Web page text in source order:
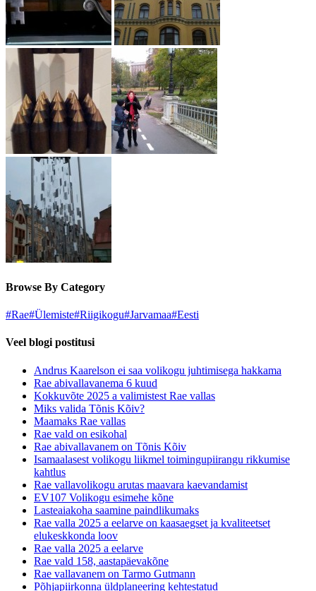
Browse By Category
#Rae#Ülemiste#Riigikogu#Jarvamaa#Eesti
Veel blogi postitusi
Andrus Kaarelson ei saa volikogu juhtimisega hakkama
Rae abivallavanema 6 kuud
Kokkuvõte 2025 a valimistest Rae vallas
Miks valida Tõnis Kõiv?
Maamaks Rae vallas
Rae vald on esikohal
Rae abivallavanem on Tõnis Kõiv
Isamaalasest volikogu liikmel toimingupiirangu rikkumise
kahtlus
Rae vallavolikogu arutas maavara kaevandamist
EV107 Volikogu esimehe kõne
Lasteaiakoha saamine paindlikumaks
Rae valla 2025 a eelarve on kaasaegset ja kvaliteetset
elukeskkonda loov
Rae valla 2025 a eelarve
Rae vald 158, aastapäevakõne
Rae vallavanem on Tarmo Gutmann
Põhjapiirkonna üldplaneering kehtestatud